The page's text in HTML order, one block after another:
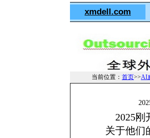
xmdell.com
当前位置： 首页>>AI
2025刚
关于他们